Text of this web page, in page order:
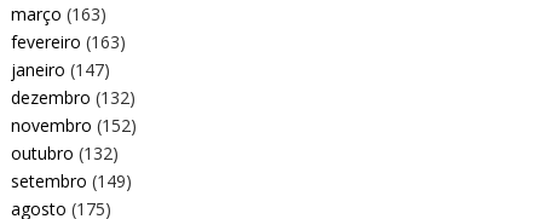
março (163)
fevereiro (163)
janeiro (147)
dezembro (132)
novembro (152)
outubro (132)
setembro (149)
agosto (175)